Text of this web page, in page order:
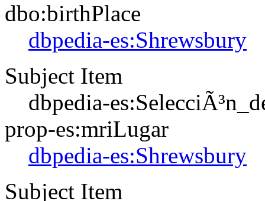
dbo:birthPlace
dbpedia-es:Shrewsbury
Subject Item
dbpedia-
prop-es:mriLugar
dbpedia-es:Shrewsbury
Subject Item